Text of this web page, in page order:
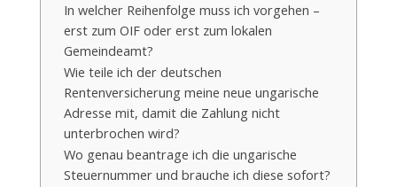
In welcher Reihenfolge muss ich vorgehen –
erst zum OIF oder erst zum lokalen
Gemeindeamt?
Wie teile ich der deutschen
Rentenversicherung meine neue ungarische
Adresse mit, damit die Zahlung nicht
unterbrochen wird?
Wo genau beantrage ich die ungarische
Steuernummer und brauche ich diese sofort?